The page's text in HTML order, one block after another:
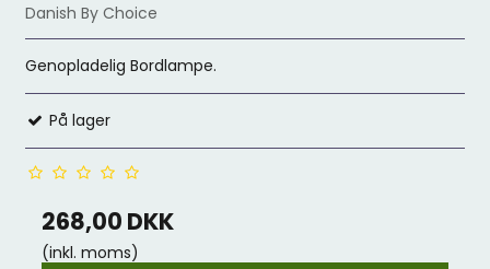
Danish By Choice
Genopladelig Bordlampe.
På lager
268,00 DKK
(inkl. moms)